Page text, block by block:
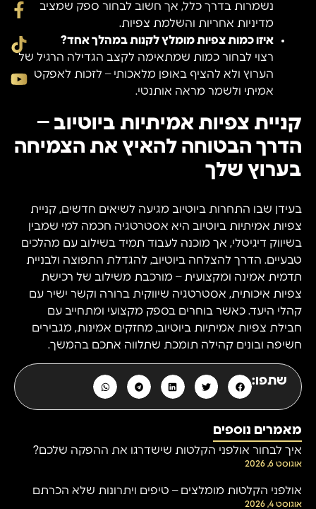
נשמרות בדרך כלל, אך חשוב לבחור ספק שמציב
מדיניות אחריות והשלמת צפיות.
איזו כמות צפיות מומלץ לקנות במהלך אחד?
רצוי לבחור כמות שמתאימה לקצב הגדילה הרגיל של
הערוץ ולא להציף באופן מלאכותי – לזכות לאפקט
אמיתי ולשמר מראה אותנטי.
קניית צפיות אמיתיות ביוטיוב –
הדרך הבטוחה להאיץ את הצמיחה
בערוץ שלך
בעידן שבו התחרות ביוטיוב מגיעה לשיאים חדשים, קניית
צפיות אמיתיות ביוטיוב היא אסטרטגיה חכמה למי שמבין
בשיווק דיגיטלי, אך מוכנה לעבוד תמיד בשילוב עם מהלכים
טבעיים. הדרך להצלחה ביוטיוב, להגדלת התפוצה ולבניית
תדמית אמינה ומקצועית – מורכבת משילוב של רכישת
צפיות איכותית, אסטרטגיה שיווקית ברורה וקשר ישיר עם
קהלי היעד. כאשר בוחרים בספק מקצועי ומתחייב עם
חבילת צפיות אמיתיות ביוטיוב, מחזקים אמינות, מגבירים
חשיפה ובונים קהילה תומכת שתלווה אתכם בהמשך.
שתפו:
מאמרים נוספים
איך לבחור אולפני הקלטות שישדרגו את ההפקה שלכם?
אוגוסט 6, 2026
אולפני הקלטות מומלצים – טיפים ויתרונות שלא הכרתם
אוגוסט 4, 2026